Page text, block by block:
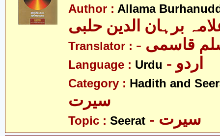
Author : Allama
برہان الدین حلبی
Translator : قاسمی
Language : Urdu - اردو
Category : Hadith and
سیرت
Topic : Seerat - سیرت